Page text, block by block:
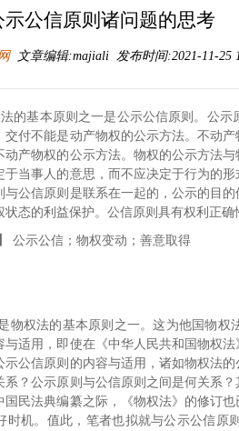
公信原则诸问题的思考
文章编辑:majiali 发布时间:2021-11-25
的基本原则之一是公示公信原则。公
交付不能是动产物权的公示方法。不动
动产物权的公示方法。物权的公示方法
于当事人的意思，而不应决定于行为的
与公信原则是联系在一起的，公示的目
状态的利益保护。公信原则具有权利正
公示公信；物权变动；善意取得
物权法的基本原则之一。这为他国物
与适用，即使在《中华人民共和国物权
示公信原则的内容与适用，诸如物权法
系？公示原则与公信原则之间是何关系
国民法典编纂之际，《物权法》的修订
时机。值此，笔者也拟就与公示公信